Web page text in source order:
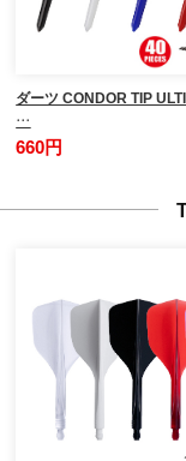
ダーツ CONDOR TIP
…
660円